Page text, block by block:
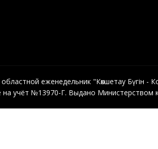
еженедельник "Көкшетау Бүгін -
на учёт №13970-Г. Выдано Министерством